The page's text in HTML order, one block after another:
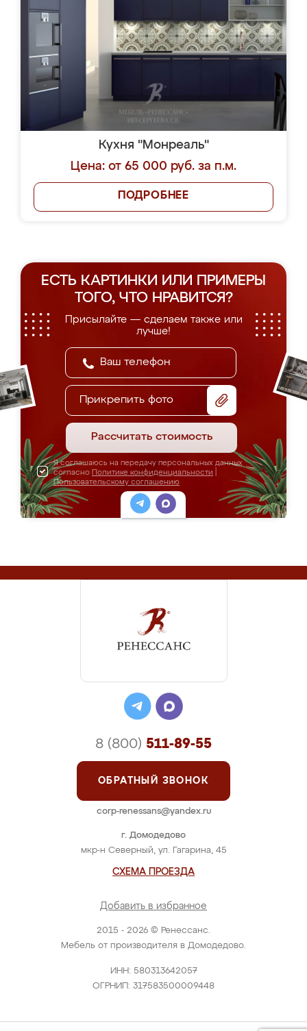
Кухня "Монреаль"
Цена: от 65 000 руб. за п.м.
ПОДРОБНЕЕ
ЕСТЬ КАРТИНКИ ИЛИ ПРИМЕРЫ
ТОГО, ЧТО НРАВИТСЯ?
Присылайте — сделаем также или
лучше!
Прикрепить фото
Рассчитать стоимость
Я соглашаюсь на передачу персональных данных
согласно Политике конфиденциальности
Пользовательскому соглашению
2015 - 2026 © Ренессанс.
Мебель от производителя в Домодедово.
ИНН: 580313642057
ОГРНИП: 317583500009448
г. Домодедово
мкр-н Северный, ул. Гагарина, 45
СХЕМА ПРОЕЗДА
Добавить в избранное
8 (800) 511-89-55
ОБРАТНЫЙ ЗВОНОК
corp-renessans@yandex.ru